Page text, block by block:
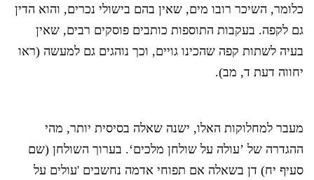
כלומר, השיכר רובו מים, שאין בהם בישולי נכרים, והוא הדין
גם לקפה. בעקבות התוספות כותבים פוסקים רבים, שאין
בעיה לשתות קפה שהכינו גויים, וכך נוהגים גם למעשה (ראו
יחווה דעת ד, מב).
מעבר למחלוקות האלו, ישנה שאלה בסיסית יותר, מהי
ההגדרה של ’עולה על שולחן מלכים‘. בערוך השולחן (שם
סעיף יח) דן בשאלה אם תפוחי אדמה נחשבים 'עולים על